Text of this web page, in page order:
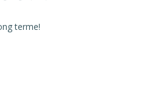
terme!